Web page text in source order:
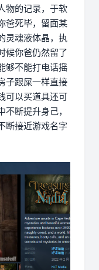
物的记录，于软
爸死毕，留面某
灵魂液体晶，执
候你爸仍然留了
够不能打电话摇
子跟屎一样直接
可以买道具还可
断提升身己，
断接近游戏名字